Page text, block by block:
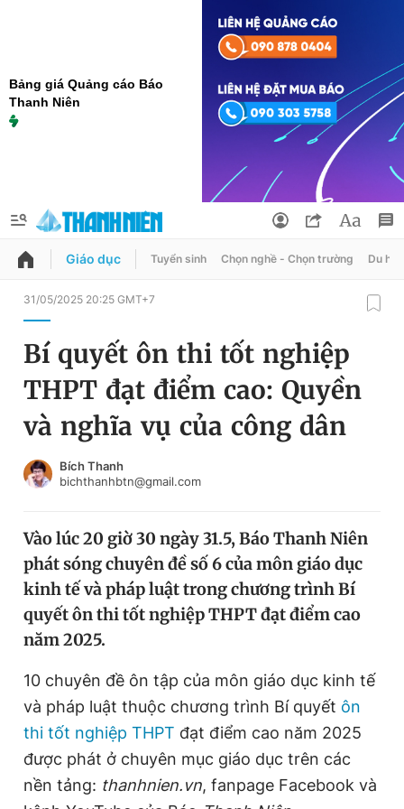
Bảng giá Quảng cáo Báo
Thanh Niên
QUẢNG CÁO ĐẶT BÁO
Chuyên mục
Chuyên mục khác
Chào ngày mới
Video Magazine
Sản phẩm khác
Tiện ích Bạn cần biết
Thông tin tòa soạn Liên hệ quảng cáo
Đổi mật khẩu
Tin đã lưu
Tin đã xem
Giáo dục Tuyển sinh Chọn nghề - Chọn trường Du học
31/05/2025 20:25 GMT+7
Bí quyết ôn thi tốt nghiệp
THPT đạt điểm cao: Quyền
và nghĩa vụ của công dân
Bích Thanh
bichthanhbtn@gmail.com
Vào lúc 20 giờ 30 ngày 31.5, Báo Thanh Niên
phát sóng chuyên đề số 6 của môn giáo dục
kinh tế và pháp luật trong chương trình Bí
quyết ôn thi tốt nghiệp THPT đạt điểm cao
năm 2025.
10 chuyên đề ôn tập của môn giáo dục kinh tế
và pháp luật thuộc chương trình Bí quyết ôn
thi tốt nghiệp THPT đạt điểm cao năm 2025
được phát ở chuyên mục giáo dục trên các
nền tảng: thanhnien.vn, fanpage Facebook và